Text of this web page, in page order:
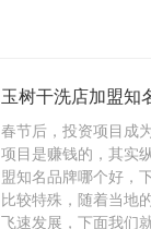
玉树干洗店加盟知
春节后，投资项目成
项目是赚钱的，其实
盟知名品牌哪个好，
比较特殊，随着当地
飞速发展，下面我们